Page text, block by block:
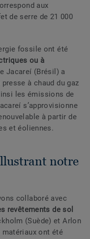
aux
de serre de 21 000
fossile ont été
ou à
Jacareí (Brésil) a
à chaud du gaz
les émissions de
s’approvisionne
à partir de
et éoliennes.
notre
collaboré avec
revêtements de sol
(Suède) et Arlon
matériaux ont été